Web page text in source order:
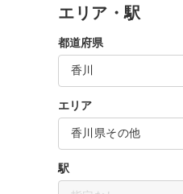
エリア・駅
都道府県
香川
エリア
香川県その他
駅